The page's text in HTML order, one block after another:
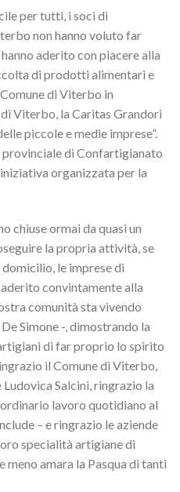
per tutti, i soci di
non hanno voluto far
aderito con piacere alla
di prodotti alimentari e
di Viterbo in
Viterbo, la Caritas Grandori
piccole e medie imprese”.
provinciale di Confartigianato
organizzata per la
chiuse ormai da quasi un
la propria attività, se
domicilio, le imprese di
convintamente alla
comunità sta vivendo
Simone -, dimostrando la
di far proprio lo spirito
il Comune di Viterbo,
Salcini, ringrazio la
lavoro quotidiano al
– e ringrazio le aziende
specialità artigiane di
amara la Pasqua di tanti